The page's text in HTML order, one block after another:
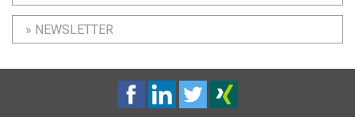
» NEWSLETTER